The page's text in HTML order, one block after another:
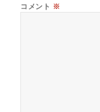
コメント ※